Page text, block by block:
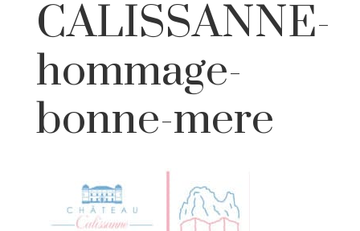
CALISSANNE-
hommage-
bonne-mere